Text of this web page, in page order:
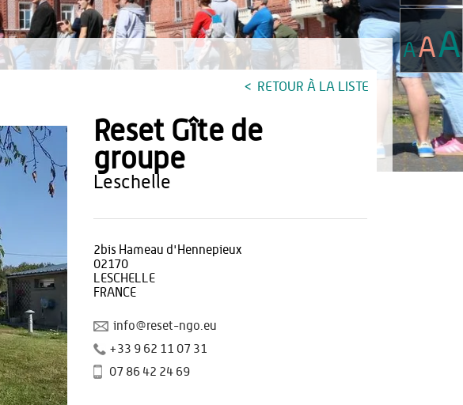
RETOUR À LA LISTE
Reset Gîte de
groupe
leschelle
2bis Hameau d'Hennepieux
02170
LESCHELLE
FRANCE
info@reset-ngo.eu
+33 9 62 11 07 31
07 86 42 24 69
AAA